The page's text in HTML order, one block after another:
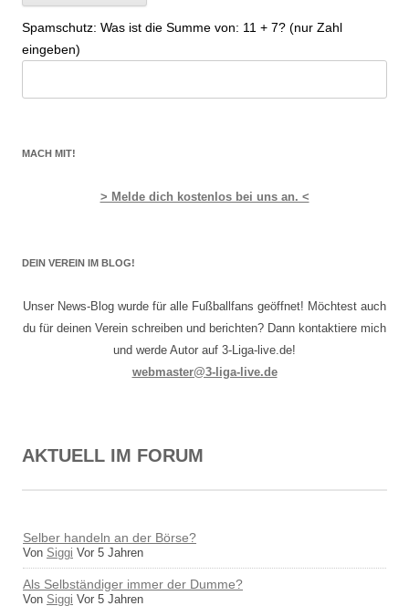
Spamschutz: Was ist die Summe von: 11 + 7? (nur Zahl
eingeben)
MACH MIT!
> Melde dich kostenlos bei uns an. <
DEIN VEREIN IM BLOG!
Unser News-Blog wurde für alle Fußballfans geöffnet! Möchtest auch
du für deinen Verein schreiben und berichten? Dann kontaktiere mich
und werde Autor auf 3-Liga-live.de!
webmaster@3-liga-live.de
AKTUELL IM FORUM
Selber handeln an der Börse?
Von Siggi Vor 5 Jahren
Als Selbständiger immer der Dumme?
Von Siggi Vor 5 Jahren